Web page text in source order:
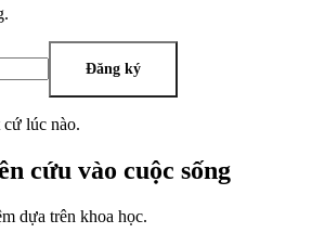
Đăng ký
lúc nào.
cứu vào cuộc sống
dựa trên khoa học.